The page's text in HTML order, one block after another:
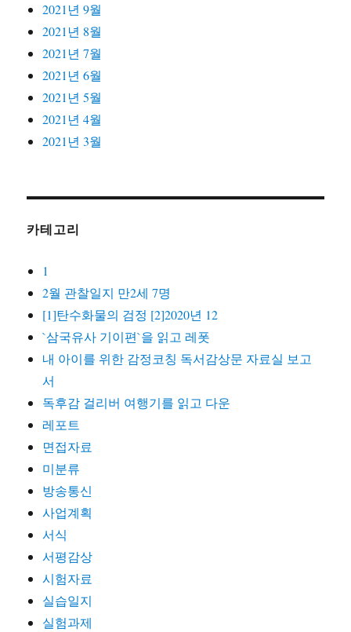
2021년 9월
2021년 8월
2021년 7월
2021년 6월
2021년 5월
2021년 4월
2021년 3월
카테고리
1
2월 관찰일지 만2세 7명
[1]탄수화물의 검정 [2]2020년 12
`삼국유사 기이편`을 읽고 레폿
내 아이를 위한 감정코칭 독서감상문 자료실 보고
서
독후감 걸리버 여행기를 읽고 다운
레포트
면접자료
미분류
방송통신
사업계획
서식
서평감상
시험자료
실습일지
실험과제